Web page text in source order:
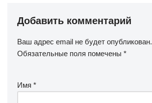
Добавить комментарий
Ваш адрес email не будет опубликован.
Обязательные поля помечены *
Имя *